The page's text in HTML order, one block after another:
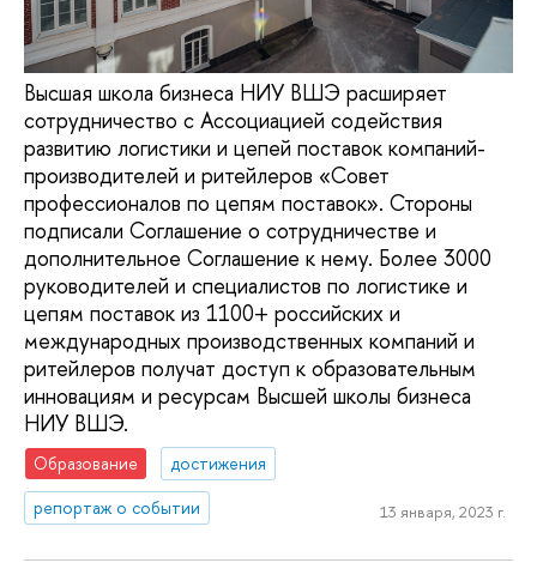
Высшая школа бизнеса НИУ ВШЭ расширяет
сотрудничество с Ассоциацией содействия
развитию логистики и цепей поставок компаний-
производителей и ритейлеров «Совет
профессионалов по цепям поставок». Стороны
подписали Соглашение о сотрудничестве и
дополнительное Соглашение к нему. Более 3000
руководителей и специалистов по логистике и
цепям поставок из 1100+ российских и
международных производственных компаний и
ритейлеров получат доступ к образовательным
инновациям и ресурсам Высшей школы бизнеса
НИУ ВШЭ.
Образование
достижения
репортаж о событии
13 января, 2023 г.